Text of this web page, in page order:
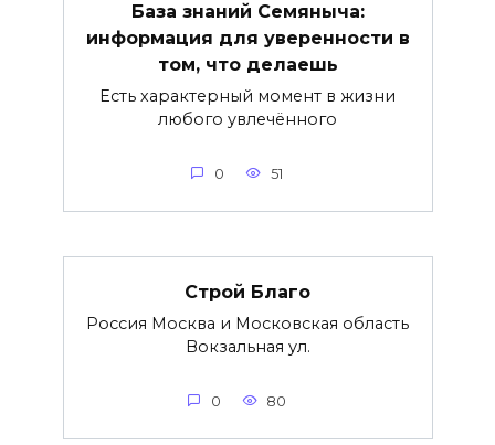
База знаний Семяныча:
информация для уверенности в
том, что делаешь
Есть характерный момент в жизни
любого увлечённого
0 51
Строй Благо
Россия Москва и Московская область
Вокзальная ул.
0 80